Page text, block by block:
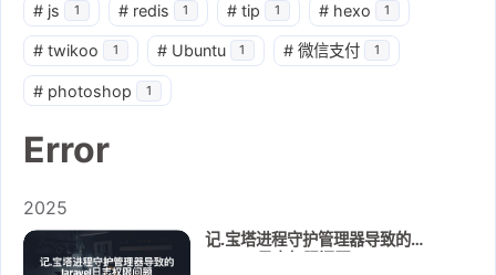
# js 1 # redis 1 # tip 1 # hexo 1
# twikoo 1 # Ubuntu 1 # 微信支付 1
# photoshop 1
Error
2025
记.宝塔进程守护管理器导致的